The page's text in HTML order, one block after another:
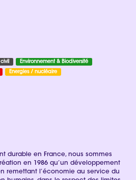
Environnement & Biodiversité
Energies / nucléaire
durable en France, nous sommes
en 1986 qu’un développement
remettant l’économie au service du